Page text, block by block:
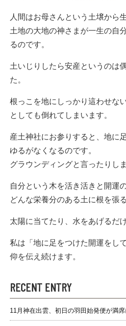
人間はお母さんという土壌から
土地の大地の神さまが一生の自
るのです。
土いじりしたら安産というのは
た。
根っこを地にしっかり這わせな
としても倒れてしまいます。
産土神社にお参りすると、地に
ゆるがなくなるのです。
グラウンディングと言ったりしま
自分という木を活き活きと開運
どんな栄養分のある土に根を張
太陽に当てたり、水をあげるだ
私は「地に足をつけた開運をし
仰を伝え続けます。
RECENT ENTRY
11月神在出雲、初日の羽田始発便が満席